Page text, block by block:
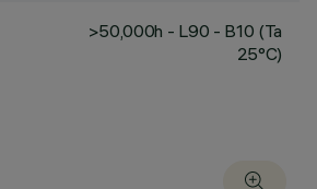
>50,000h - L90 - B10 (Ta
25°C)